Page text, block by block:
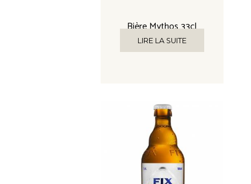
Bière Mythos 33cl
LIRE LA SUITE